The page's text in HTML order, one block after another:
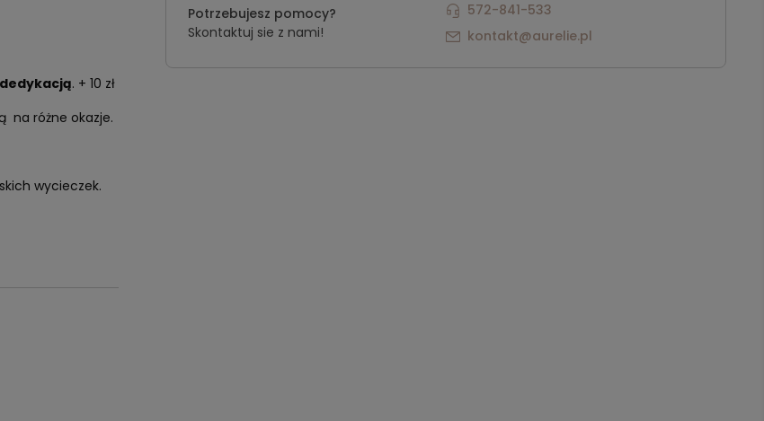
. + 10 zł
na różne okazje.
wycieczek.
Potrzebujesz pomocy?
Skontaktuj sie z nami!
572-841-533
kontakt@aurelie.pl